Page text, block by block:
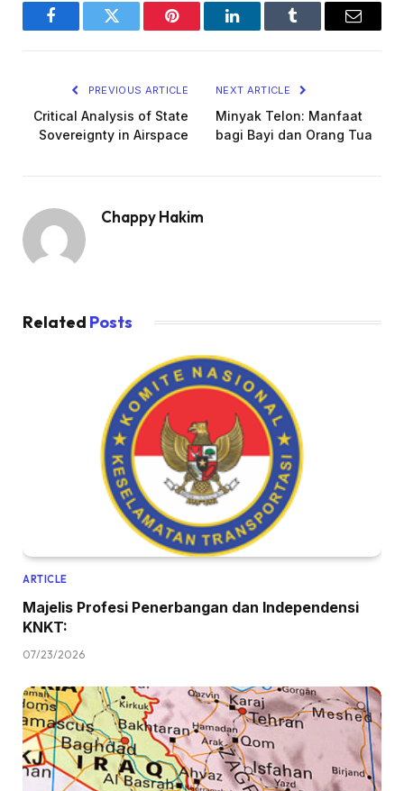
FacebookTwitter Pinterest LinkedInTumblr Email
PREVIOUS ARTICLE
Critical Analysis of State
Sovereignty in Airspace
NEXT ARTICLE
Minyak Telon: Manfaat
bagi Bayi dan Orang Tua
Chappy Hakim
Related Posts
ARTICLE
Majelis Profesi Penerbangan dan Independensi
KNKT:
07/23/2026